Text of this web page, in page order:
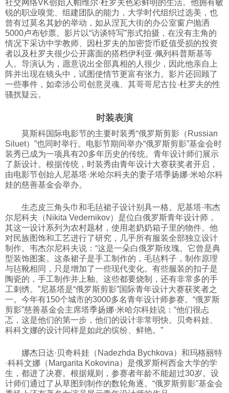
社交网络VK创始人帕维尔·杜罗夫色彩鲜明的生活。他拥有敏
锐的职业嗅觉、组建团队的能力，大学时代组织过选美，也
曾有过莫名其妙的举动，如从涅瓦大街的办公室窗户抛洒
5000卢布钞票。影片以“访谈特写”形式拍摄，在没有主角的
情况下采访中学教师、因杜罗夫的加密货币贬值受损的投资
者以及杜罗夫很少公开露面的搭档伊利亚·佩列科普斯基等
人。导演认为，愿意说出全部真相的人很少，因此他亲自上
阵并出现在镜头中，试图使情节更富有张力。影片还回顾了
一些事件，如牵涉公司创意灵魂、其哥哥尼古拉·杜罗夫的性
骚扰疑云。
时装表演
莫斯科国际电影节的主要时装秀“俄罗斯剪影（Russian
Siluet）”也同时举行。电影节期间举办“俄罗斯剪影”基金会时
装秀已成为一项具有20多年历史的传统。青年设计师们展示
了新设计。根据传统，时装秀由青年设计大赛获奖者开启，
由电影节创始人尼基塔·米哈尔科夫的妻子塔季扬娜·米哈尔科
娃的慈善基金会举办。
生态皮三角头巾和毛毡裙子设计别具一格。尼基塔·韦杰
尔尼科夫（Nikita Vedernikov）是位白俄罗斯青年设计师，
其这一设计系列为农村题材，使用老奶奶箱子里的物件。他
对民族图饰和工艺进行了研究，几乎所有服装全部独立设计
制作。韦杰尔尼科夫说：“这是一朵白俄罗斯玫瑰。它曾是典
型装饰图案。这条裙子是手工制作的，毛毡料子，制作原理
与毡靴相同，只是增加了一些现代变化。有些服装的扣子是
陶瓷的，手工制作并上釉。这些都要烧制，还有非常多的手
工刺绣。”尼基塔是“俄罗斯剪影”国际青年设计大赛获奖者之
一。今年有150个城市的3000多名青年设计师参赛。“俄罗斯
剪影”慈善基金会主席塔季扬娜·米哈尔科娃说：“他们很忐
忑，这是他们的第一步，他们的设计非常明快。贝奇科娃、
科科文娜的设计同样是如此的缤纷、鲜艳。”
娜杰日达·贝奇科娃（Nadezhda Bychkova）和玛格丽特
·科科文娜（Margarita Kokovina）是俄罗斯柯西金大学的学
生，都进了决赛。根据规则，参赛者年龄不能超过30岁。设
计师们通过了从草图到制作的数轮角逐。“俄罗斯剪影”基金会